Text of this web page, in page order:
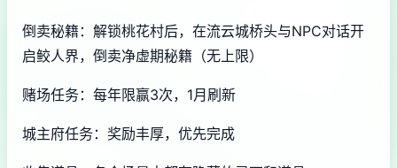
倒卖秘籍：解锁桃花村后，在流云城桥头与NPC对话开
启鲛人界，倒卖净虚期秘籍（无上限）
赌场任务：每年限赢3次，1月刷新
城主府任务：奖励丰厚，优先完成